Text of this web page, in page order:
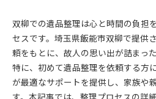
双柳での遺品整理は心と時間の負担
セスです。埼玉県飯能市双柳で提供
頼をもとに、故人の思い出が詰まっ
特に、初めて遺品整理を依頼する方
が最適なサポートを提供し、家族や